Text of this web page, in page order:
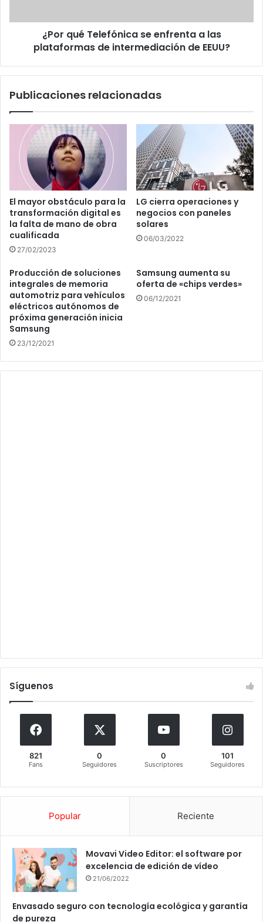
de
intermediación¿Por qué Telefónica se enfrenta a las
plataformas de intermediación de EEUU?
Publicaciones relacionadas
El mayor obstáculo para la
transformación digital es
la falta de mano de obra
cualificada
27/02/2023
LG cierra operaciones y
negocios con paneles
solares
06/03/2022
Producción de soluciones
integrales de memoria
automotriz para vehículos
eléctricos autónomos de
próxima generación inicia
Samsung
23/12/2021
Samsung aumenta su
oferta de «chips verdes»
06/12/2021
Síguenos
821
Fans
0
Seguidores
0
Suscriptores
101
Seguidores
Popular Reciente
Movavi Video Editor: el software por
excelencia de edición de vídeo
21/06/2022
Envasado seguro con tecnología ecológica y garantía
de pureza